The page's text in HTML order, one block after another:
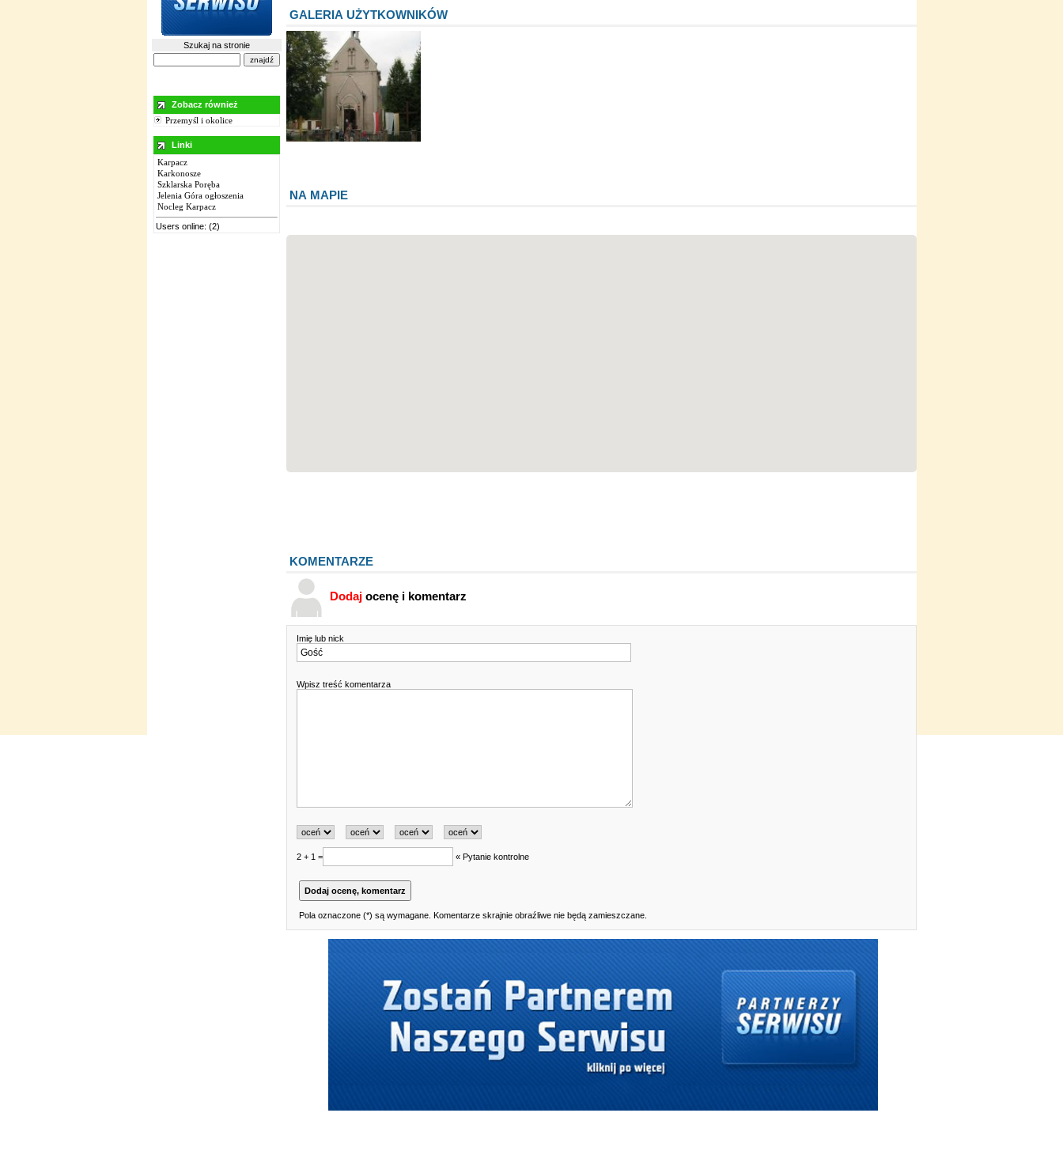
Szukaj na stronie
Zobacz również
Przemyśl i okolice
Linki
Karpacz
Karkonosze
Szklarska Poręba
Jelenia Góra ogłoszenia
Nocleg Karpacz
Users online: (2)
GALERIA UŻYTKOWNIKÓW
NA MAPIE
KOMENTARZE
Dodajocenę i komentarz
Imię lub nick
Wpisz treść komentarza
2 + 1 = « Pytanie kontrolne
Pola oznaczone (*) są wymagane. Komentarze skrajnie obraźliwe nie będą zamieszczane.